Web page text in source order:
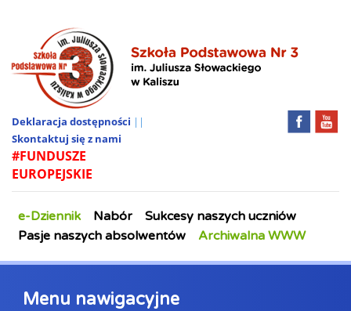
Deklaracja dostępności ||
Skontaktuj się z nami
#FUNDUSZE
EUROPEJSKIE
e-Dziennik Nabór
Sukcesy naszych uczniów
Pasje naszych absolwentów
Archiwalna WWW
Menu nawigacyjne